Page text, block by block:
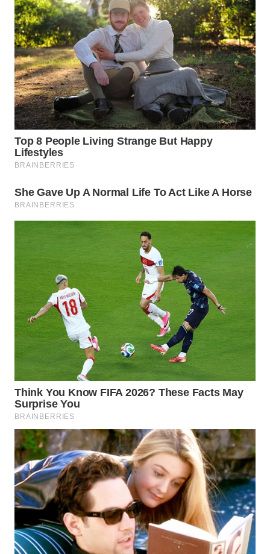
WAHANA
UMKM
WAHANA
SELEB
WAHANA
PERSONA
WAHANA
OTOMOTIF
WAHANA
HEALTH
WISATA
LAPAK
WAHANA
Wahana
Network
KONSUMEN
LISTRIK
KELISTRIKAN
WALINKI
ID
MAWAKA
ID